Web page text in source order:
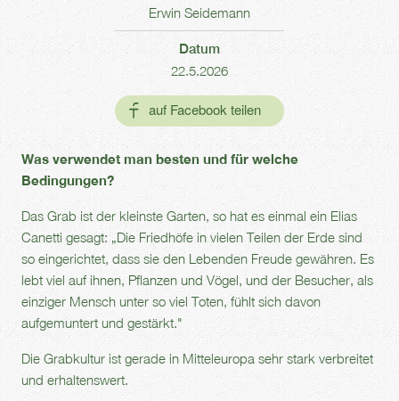
Was verwendet man besten und für welche
Bedingungen?
Das Grab ist der kleinste Garten, so hat es einmal ein Elias
Canetti gesagt: „Die Friedhöfe in vielen Teilen der Erde sind
so eingerichtet, dass sie den Lebenden Freude gewähren. Es
lebt viel auf ihnen, Pflanzen und Vögel, und der Besucher, als
einziger Mensch unter so viel Toten, fühlt sich davon
aufgemuntert und gestärkt."
Die Grabkultur ist gerade in Mitteleuropa sehr stark verbreitet
und erhaltenswert.
Erwin Seidemann
Datum
22.5.2026